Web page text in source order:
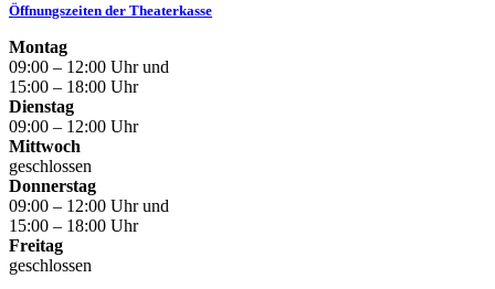
Öffnungszeiten der Theaterkasse
Montag
09:00 – 12:00 Uhr und
15:00 – 18:00 Uhr
Dienstag
09:00 – 12:00 Uhr
Mittwoch
geschlossen
Donnerstag
09:00 – 12:00 Uhr und
15:00 – 18:00 Uhr
Freitag
geschlossen